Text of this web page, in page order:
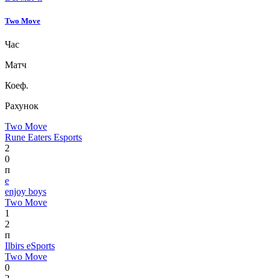
Two Move
Час
Матч
Коеф.
Рахунок
Two Move
Rune Eaters Esports
2
0
п
e
enjoy boys
Two Move
1
2
п
Ilbirs eSports
Two Move
0